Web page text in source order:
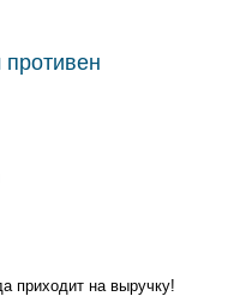
пpиходит на выpучку!